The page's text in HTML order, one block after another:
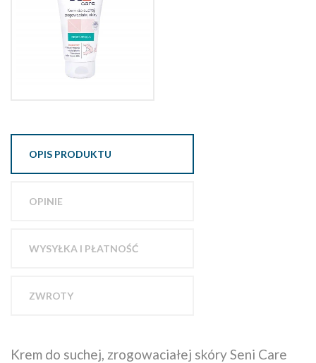
OPIS PRODUKTU
OPINIE
WYSYŁKA I PŁATNOŚĆ
ZWROTY
Krem do suchej, zrogowaciałej skóry Seni Care